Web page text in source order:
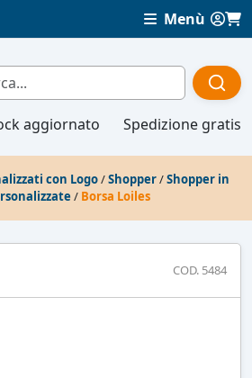
Menù
aggiornato Spedizione gratis
con Logo/Shopper/Shopper in
/ Borsa Loiles
COD. 5484